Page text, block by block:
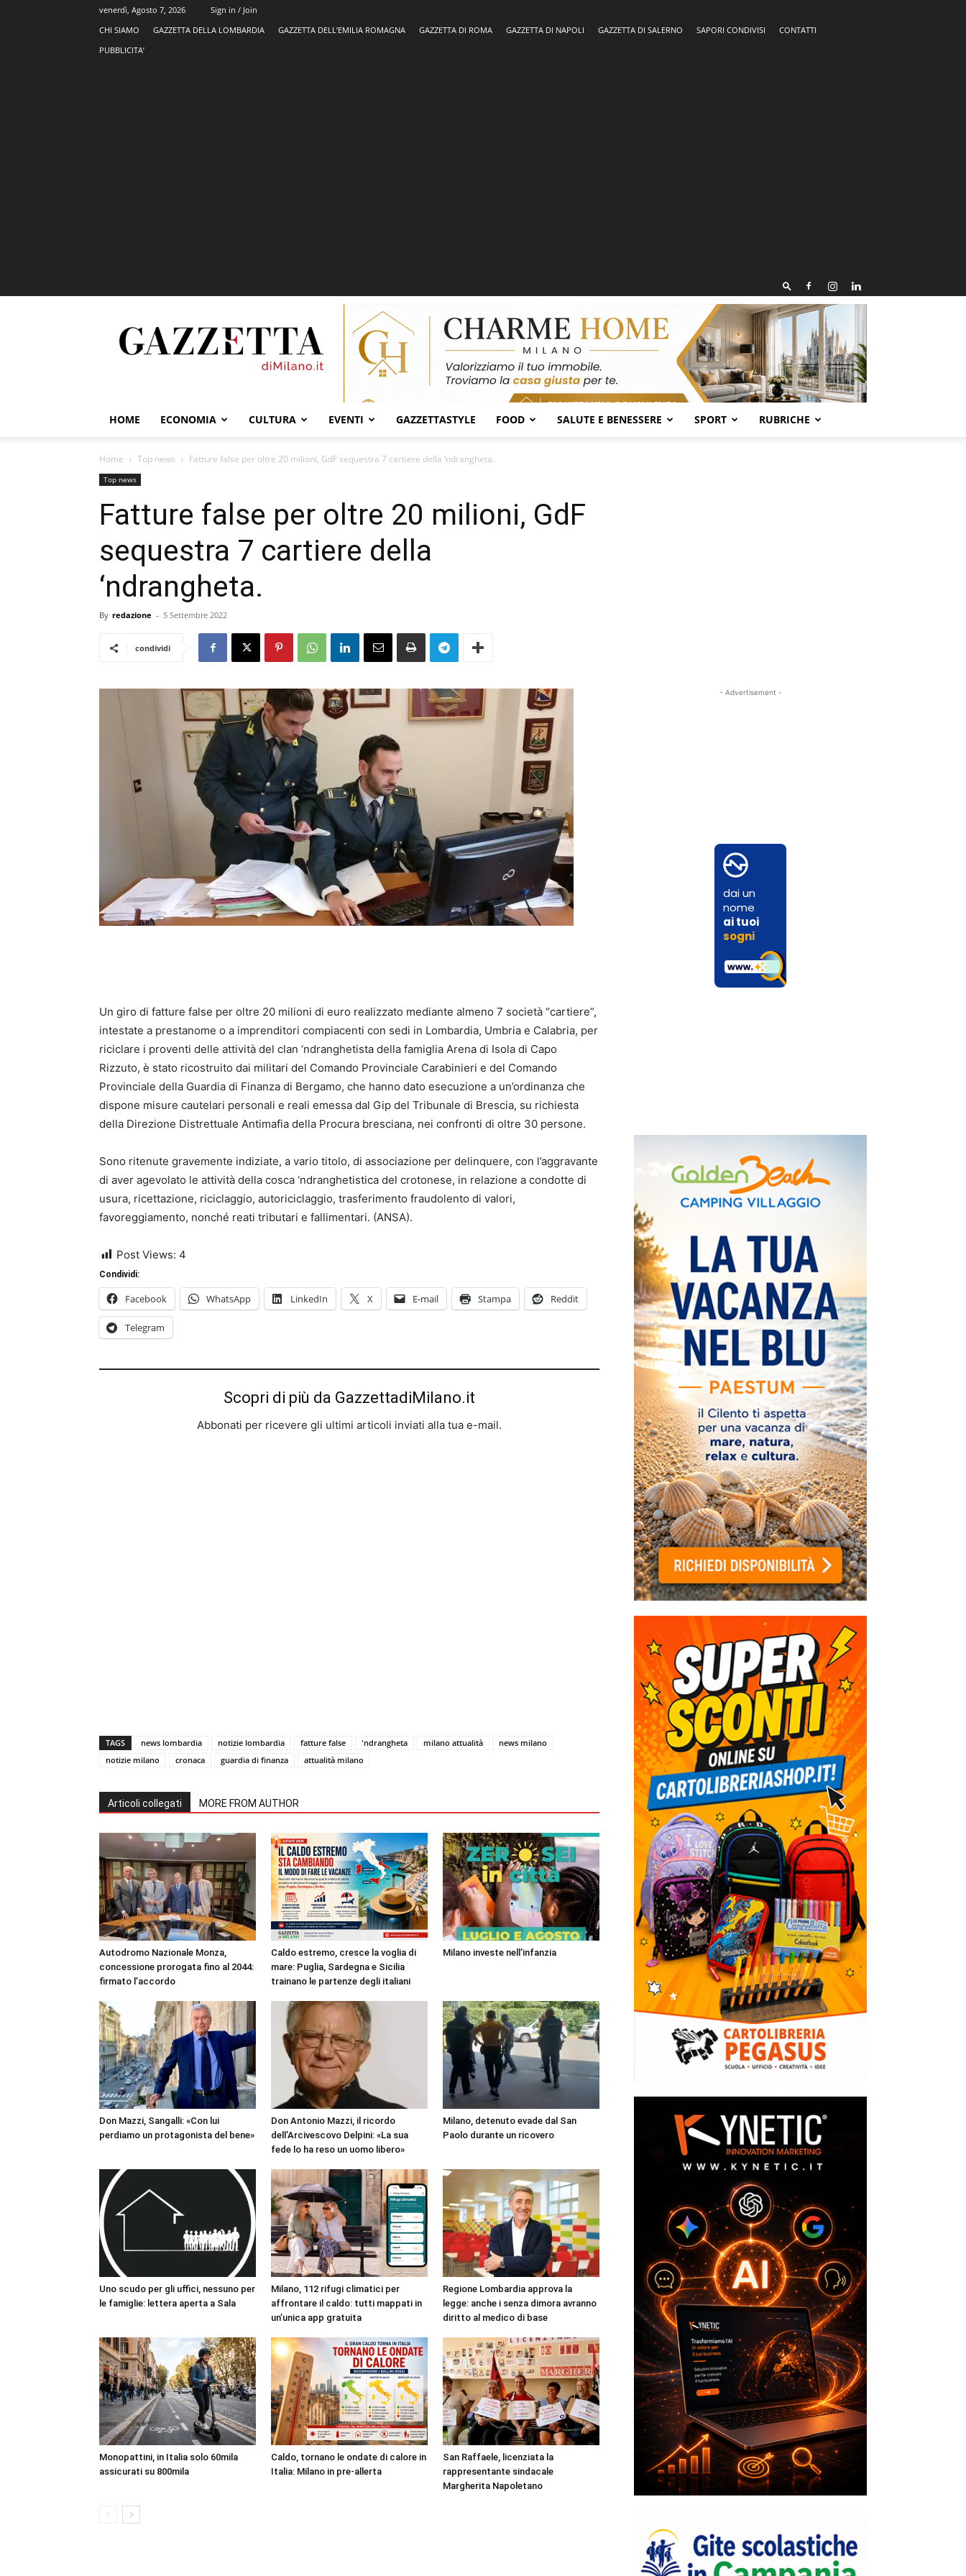
venerdì, Agosto 7, 2026
Sign in / Join
CHI SIAMO
GAZZETTA DELLA LOMBARDIA GAZZETTA DELL’EMILIA ROMAGNA GAZZETTA DI ROMA GAZZETTA DI NAPOLI GAZZETTA DI SALERNO SAPORI CONDIVISI
CONTATTI
PUBBLICITA’
HOME ECONOMIA CULTURA EVENTI GAZZETTASTYLE FOOD SALUTE E BENESSERE SPORT RUBRICHE
Home Top news Fatture false per oltre 20 milioni, GdF sequestra 7 cartiere della ‘ndrangheta.
Top news
Fatture false per oltre 20 milioni, GdF
sequestra 7 cartiere della
‘ndrangheta.
By redazione - 5 Settembre 2022
condividi
Un giro di fatture false per oltre 20 milioni di euro realizzato mediante almeno 7 società “cartiere”,
intestate a prestanome o a imprenditori compiacenti con sedi in Lombardia, Umbria e Calabria, per
riciclare i proventi delle attività del clan ‘ndranghetista della famiglia Arena di Isola di Capo
Rizzuto, è stato ricostruito dai militari del Comando Provinciale Carabinieri e del Comando
Provinciale della Guardia di Finanza di Bergamo, che hanno dato esecuzione a un’ordinanza che
dispone misure cautelari personali e reali emessa dal Gip del Tribunale di Brescia, su richiesta
della Direzione Distrettuale Antimafia della Procura bresciana, nei confronti di oltre 30 persone.
Sono ritenute gravemente indiziate, a vario titolo, di associazione per delinquere, con l’aggravante
di aver agevolato le attività della cosca ‘ndranghetistica del crotonese, in relazione a condotte di
usura, ricettazione, riciclaggio, autoriciclaggio, trasferimento fraudolento di valori,
favoreggiamento, nonché reati tributari e fallimentari. (ANSA).
Post Views: 4
Condividi:
Facebook WhatsApp LinkedIn X E-mail Stampa Reddit
Telegram
Scopri di più da GazzettadiMilano.it
Abbonati per ricevere gli ultimi articoli inviati alla tua e-mail.
TAGS news lombardia notizie lombardia fatture false 'ndrangheta milano attualità
news milano
notizie milano
cronaca guardia di finanza attualità milano
Articoli collegati MORE FROM AUTHOR
Autodromo Nazionale Monza,
concessione prorogata fino al 2044:
firmato l’accordo
Caldo estremo, cresce la voglia di
mare: Puglia, Sardegna e Sicilia
trainano le partenze degli italiani
Milano investe nell’infanzia
Don Mazzi, Sangalli: «Con lui
perdiamo un protagonista del bene»
Don Antonio Mazzi, il ricordo
dell’Arcivescovo Delpini: «La sua
fede lo ha reso un uomo libero»
Milano, detenuto evade dal San
Paolo durante un ricovero
Uno scudo per gli uffici, nessuno per
le famiglie: lettera aperta a Sala
Milano, 112 rifugi climatici per
affrontare il caldo: tutti mappati in
un’unica app gratuita
Regione Lombardia approva la
legge: anche i senza dimora avranno
diritto al medico di base
Monopattini, in Italia solo 60mila
assicurati su 800mila
Caldo, tornano le ondate di calore in
Italia: Milano in pre-allerta
San Raffaele, licenziata la
rappresentante sindacale
Margherita Napoletano
- Advertisement -